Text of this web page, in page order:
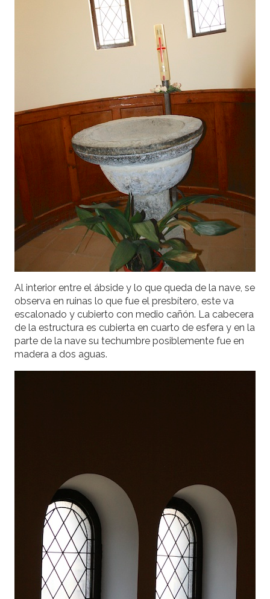
Al interior entre el ábside y lo que queda de la nave, se
observa en ruinas lo que fue el presbítero, este va
escalonado y cubierto con medio cañón. La cabecera
de la estructura es cubierta en cuarto de esfera y en la
parte de la nave su techumbre posiblemente fue en
madera a dos aguas.